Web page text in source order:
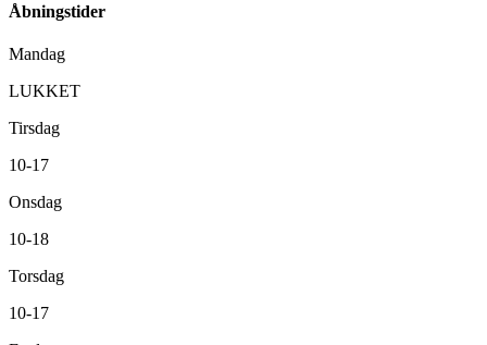
Åbningstider
Mandag
LUKKET
Tirsdag
10-17
Onsdag
10-18
Torsdag
10-17